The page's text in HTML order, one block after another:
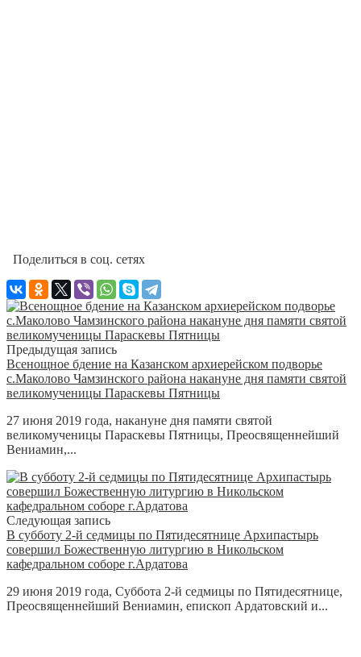
Поделиться в соц. сетях
Предыдущая запись
Всенощное бдение на Казанском архиерейском подворье
с.Маколово Чамзинского района накануне дня памяти святой
великомученицы Параскевы Пятницы
27 июня 2019 года, накануне дня памяти святой
великомученицы Параскевы Пятницы, Преосвященнейший
Вениамин,...
Следующая запись
В субботу 2-й седмицы по Пятидесятнице Архипастырь
совершил Божественную литургию в Никольском
кафедральном соборе г.Ардатова
29 июня 2019 года, Суббота 2-й седмицы по Пятидесятнице,
Преосвященнейший Вениамин, епископ Ардатовский и...